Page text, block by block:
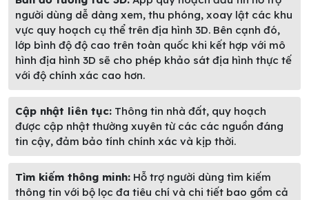
người dùng dễ dàng xem, thu phóng, xoay lật các khu
vực quy hoạch cụ thể trên địa hình 3D. Bên cạnh đó,
lớp bình độ độ cao trên toàn quốc khi kết hợp với mô
hình địa hình 3D sẽ cho phép khảo sát địa hình thực tế
với độ chính xác cao hơn.
Cập nhật liên tục: Thông tin nhà đất, quy hoạch
được cập nhật thường xuyên từ các các nguồn đáng
tin cậy, đảm bảo tính chính xác và kịp thời.
Tìm kiếm thông minh: Hỗ trợ người dùng tìm kiếm
thông tin với bộ lọc đa tiêu chí và chi tiết bao gồm cả